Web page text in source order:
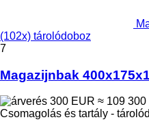
(102x) tárolódoboz
7
Magazijnbak
300 EUR ≈ 109 300
Csomagolás és tartály -